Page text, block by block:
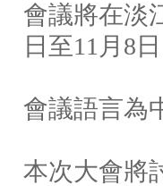
會議將在淡
日至11月8日
會議語言為
本次大會將